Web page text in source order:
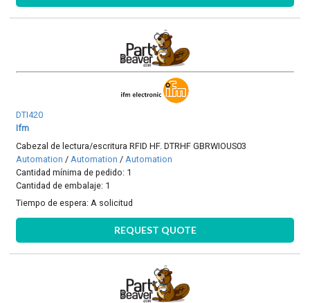
DTI420
Ifm
Cabezal de lectura/escritura RFID HF. DTRHF GBRWIOUS03
Automation / Automation / Automation
Cantidad mínima de pedido: 1
Cantidad de embalaje: 1
Tiempo de espera: A solicitud
REQUEST QUOTE